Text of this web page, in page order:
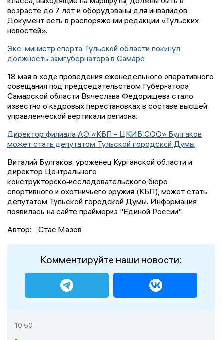
возрасте до 7 лет и оборудованы для инвалидов.
Документ есть в распоряжении редакции «Тульских
новостей».
Экс-министр спорта Тульской области покинул
должность замгубернатора в Самаре
18 мая в ходе проведения еженедельного оперативного
совещания под председательством Губернатора
Самарской области Вячеслава Федорищева стало
известно о кадровых перестановках в составе высшей
управленческой вертикали региона.
Директор филиала АО «КБП - ЦКИБ СОО» Булгаков
может стать депутатом Тульской городской Думы
Виталий Булгаков, уроженец Курганской области и
директор Центрального
конструкторско‑исследовательского бюро
спортивного и охотничьего оружия (КБП), может стать
депутатом Тульской городской Думы. Информация
появилась на сайте праймериз "Единой России".
Автор:
Стас Мазов
Комментируйте наши новости:
10:50